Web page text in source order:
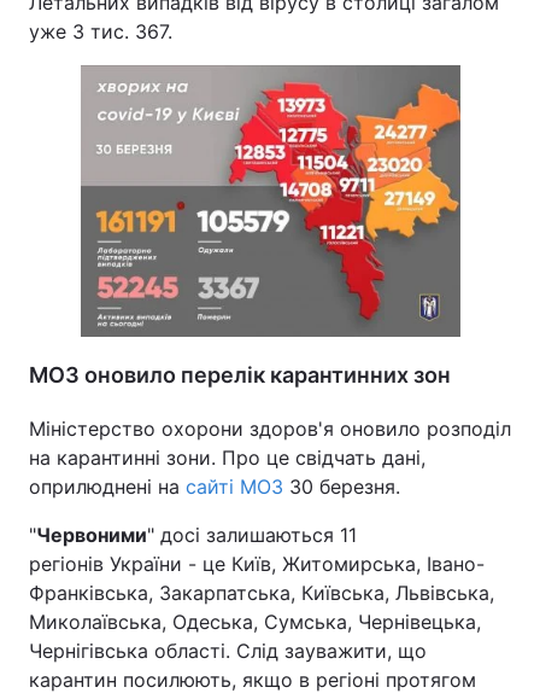
уже 3 тис. 367.
МОЗ оновило перелік карантинних зон
Міністерство охорони здоров'я оновило розподіл
на карантинні зони. Про це свідчать дані,
оприлюднені на сайті МОЗ 30 березня.
"Червоними" досі залишаються 11
регіонів України - це Київ, Житомирська, Івано-
Франківська, Закарпатська, Київська, Львівська,
Миколаївська, Одеська, Сумська, Чернівецька,
Чернігівська області. Слід зауважити, що
карантин посилюють, якщо в регіоні протягом